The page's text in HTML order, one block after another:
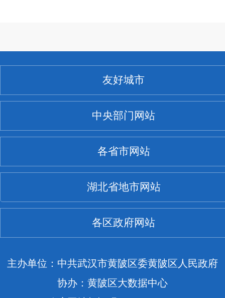
友好城市
中央部门网站
各省市网站
湖北省地市网站
各区政府网站
主办单位：中共武汉市黄陂区委黄陂区人民政府
协办：黄陂区大数据中心